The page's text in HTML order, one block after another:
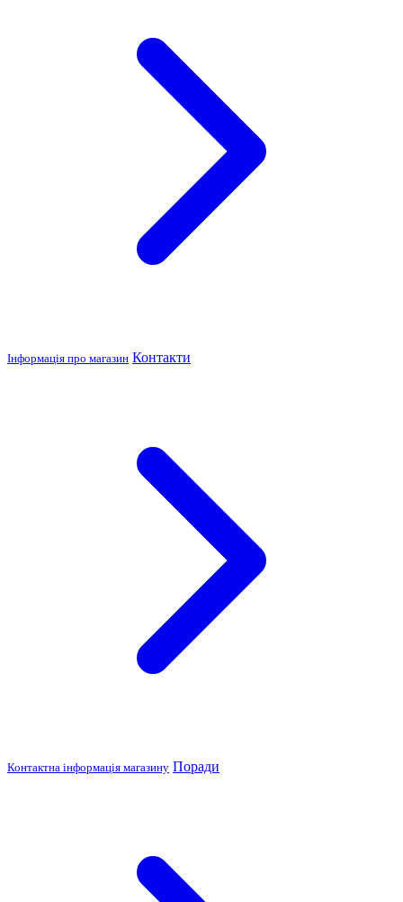
Інформація про магазин Контакти
Контактна інформація магазину Поради